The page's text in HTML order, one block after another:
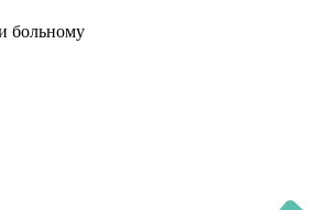
больному